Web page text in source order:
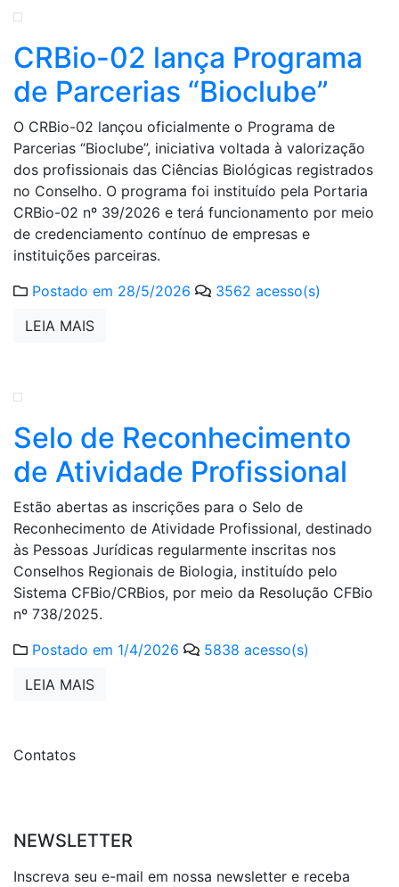
CRBio-02 lança Programa
de Parcerias “Bioclube”
O CRBio-02 lançou oficialmente o Programa de
Parcerias “Bioclube”, iniciativa voltada à valorização
dos profissionais das Ciências Biológicas registrados
no Conselho. O programa foi instituído pela Portaria
CRBio-02 nº 39/2026 e terá funcionamento por meio
de credenciamento contínuo de empresas e
instituições parceiras.
Postado em 28/5/2026
3562 acesso(s)
LEIA MAIS
Selo de Reconhecimento
de Atividade Profissional
Estão abertas as inscrições para o Selo de
Reconhecimento de Atividade Profissional, destinado
às Pessoas Jurídicas regularmente inscritas nos
Conselhos Regionais de Biologia, instituído pelo
Sistema CFBio/CRBios, por meio da Resolução CFBio
nº 738/2025.
Postado em 1/4/2026
5838 acesso(s)
LEIA MAIS
Contatos
NEWSLETTER
Inscreva seu e-mail em nossa newsletter e receba